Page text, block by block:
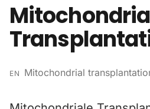
EN Mitochondrial